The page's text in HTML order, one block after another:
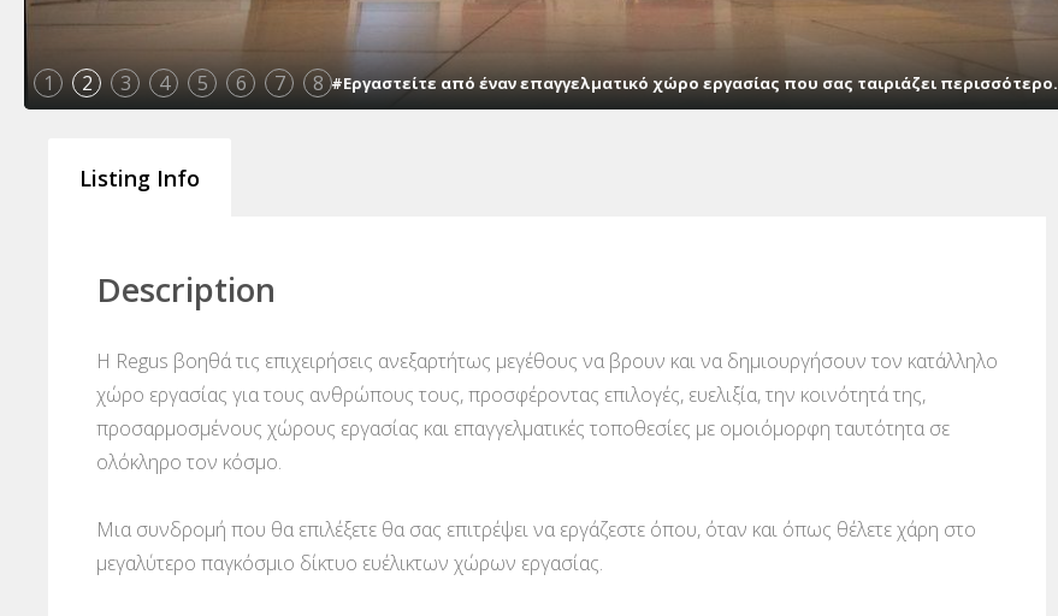
1 2 3 4 5 6 7 8 #Εργαστείτε από έναν επαγγελματικό χώρο εργασίας που σας ταιριάζει περισσότερο.
Listing Info
Description
Η Regus βοηθά τις επιχειρήσεις ανεξαρτήτως μεγέθους να βρουν και να δημιουργήσουν τον κατάλληλο
χώρο εργασίας για τους ανθρώπους τους, προσφέροντας επιλογές, ευελιξία, την κοινότητά της,
προσαρμοσμένους χώρους εργασίας και επαγγελματικές τοποθεσίες με ομοιόμορφη ταυτότητα σε
ολόκληρο τον κόσμο.
Μια συνδρομή που θα επιλέξετε θα σας επιτρέψει να εργάζεστε όπου, όταν και όπως θέλετε χάρη στο
μεγαλύτερο παγκόσμιο δίκτυο ευέλικτων χώρων εργασίας.